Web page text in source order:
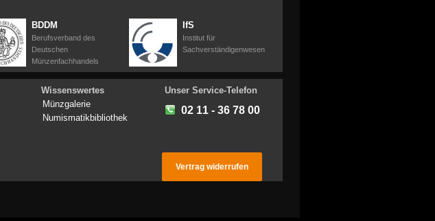
BDDM
Berufsverband des
Deutschen
Münzenfachhandels
IfS
Institut für
Sachverständigenwesen
Wissenswertes
Münzgalerie
Numismatikbibliothek
Unser Service-Telefon
02 11 - 36 78 00
Vertrag widerrufen